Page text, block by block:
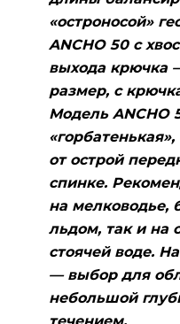
«остроносой»
ANCHO 50 с
выхода крючка
размер, с
Модель ANCHO
от острой
спинке.
на мелководье,
льдом, так и на
стоячей воде.
— выбор для
небольшой
течением.